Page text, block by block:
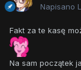
Napisano
Fakt za te kasę
Na sam początek